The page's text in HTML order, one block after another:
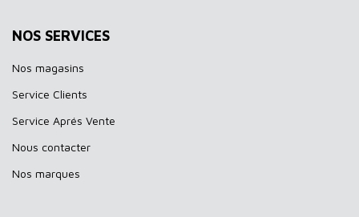
NOS SERVICES
Nos magasins
Service Clients
Service Aprés Vente
Nous contacter
Nos marques